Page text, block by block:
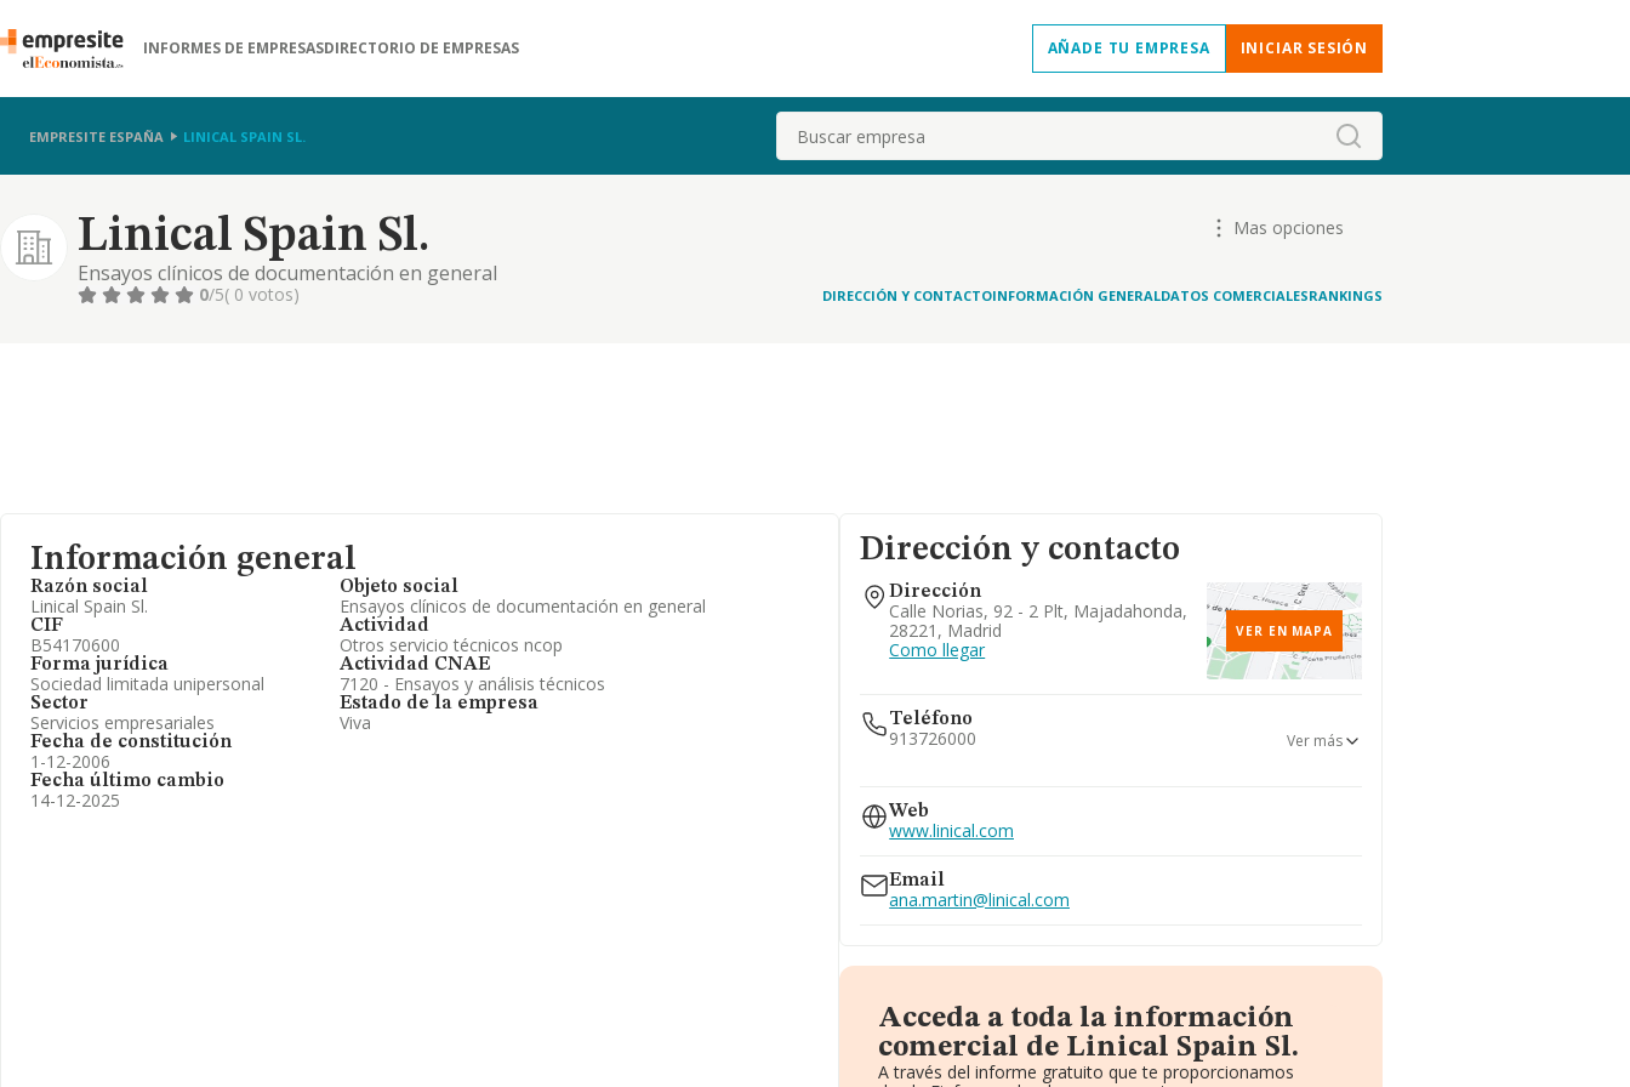
INFORMES DE EMPRESASDIRECTORIO DE EMPRESAS AÑADE TU EMPRESA INICIAR SESIÓN
EMPRESITE ESPAÑA LINICAL SPAIN SL. Buscar
Linical Spain Sl.
Ensayos clínicos de documentación en general
Mas opciones
0/5( 0 votos) DIRECCIÓN Y CONTACTOINFORMACIÓN GENERALDATOS COMERCIALESRANKINGS
Información general
Razón social
Linical Spain Sl.
CIF
B54170600
Forma jurídica
Sociedad limitada unipersonal
Sector
Servicios empresariales
Fecha de constitución
1-12-2006
Fecha último cambio
14-12-2025
Objeto social
Ensayos clínicos de documentación en general
Actividad
Otros servicio técnicos ncop
Actividad CNAE
7120 - Ensayos y análisis técnicos
Estado de la empresa
Viva
Dirección y contacto
Dirección
Calle Norias, 92 - 2 Plt, Majadahonda,
28221, Madrid
Como llegar
VER EN MAPA
Teléfono
913726000
916302378
Ver más
Web
www.linical.com
Email
ana.martin@linical.com
Acceda a toda la información
comercial de Linical Spain Sl.
A través del informe gratuito que te proporcionamos